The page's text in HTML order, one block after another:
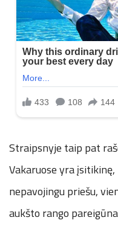
Straipsnyje taip pat
Vakaruose yra
nepavojingu priešu,
aukšto rango